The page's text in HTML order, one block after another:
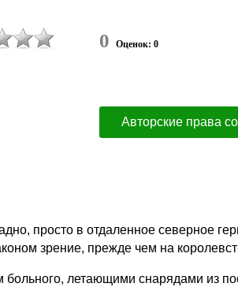
0 Оценок: 0
Авторские права
просто в отдаленное северное
зрение, прежде чем на
больного, летающими снарядами из